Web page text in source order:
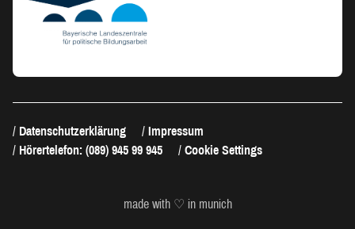
Datenschutzerklärung
Impressum
Hörertelefon: (089) 945 99 945
Cookie Settings
made with ♡ in munich